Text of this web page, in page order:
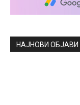
НАЈНОВИ ОБЈАВИ